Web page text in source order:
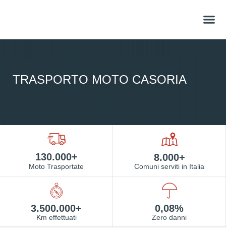
TRASPORTO MOTO CASORIA
130.000+
Moto Trasportate
8.000+
Comuni serviti in Italia
3.500.000+
Km effettuati
0,08%
Zero danni